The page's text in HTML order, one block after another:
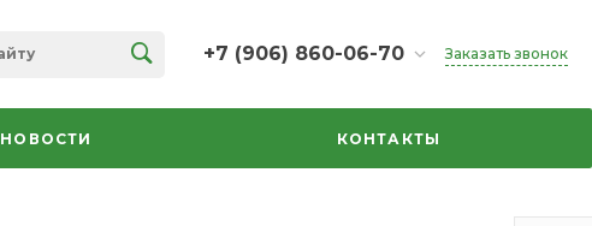
+7 (906) 860-06-70
+7 (906) 860-06-70
г. Челябинск, ТК Кольцо,
секция 35
Заказать звонок
НОВОСТИ КОНТАКТЫ